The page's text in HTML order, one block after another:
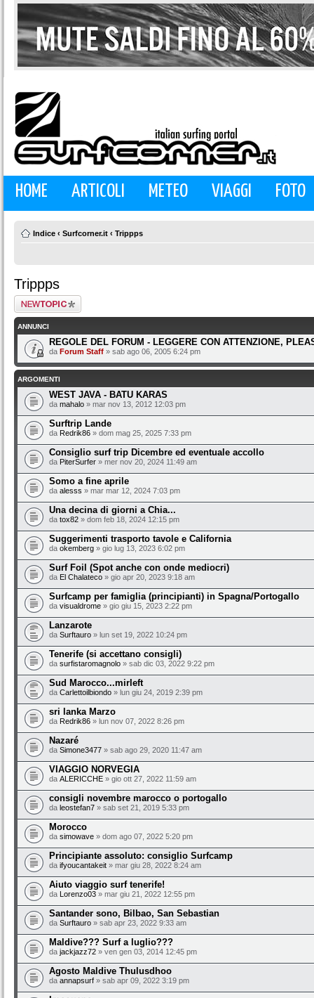
HOME ARTICOLI METEO VIAGGI FOTO
Indice ‹ Surfcorner.it ‹ Trippps
Trippps
Scrivi un nuovo
argomento
ANNUNCI
REGOLE DEL FORUM - LEGGERE CON ATTENZIONE,
da Forum Staff » sab ago 06, 2005 6:24 pm
ARGOMENTI
WEST JAVA - BATU KARAS
da mahalo » mar nov 13, 2012 12:03 pm
Surftrip Lande
da Redrik86 » dom mag 25, 2025 7:33 pm
Consiglio surf trip Dicembre ed eventuale accollo
da PiterSurfer » mer nov 20, 2024 11:49 am
Somo a fine aprile
da alesss » mar mar 12, 2024 7:03 pm
Una decina di giorni a Chia...
da tox82 » dom feb 18, 2024 12:15 pm
Suggerimenti trasporto tavole e California
da okemberg » gio lug 13, 2023 6:02 pm
Surf Foil (Spot anche con onde mediocri)
da El Chalateco » gio apr 20, 2023 9:18 am
Surfcamp per famiglia (principianti) in Spagna/Portogallo
da visualdrome » gio giu 15, 2023 2:22 pm
Lanzarote
da Surftauro » lun set 19, 2022 10:24 pm
Tenerife (si accettano consigli)
da surfistaromagnolo » sab dic 03, 2022 9:22 pm
Sud Marocco...mirleft
da Carlettoilbiondo » lun giu 24, 2019 2:39 pm
sri lanka Marzo
da Redrik86 » lun nov 07, 2022 8:26 pm
Nazaré
da Simone3477 » sab ago 29, 2020 11:47 am
VIAGGIO NORVEGIA
da ALERICCHE » gio ott 27, 2022 11:59 am
consigli novembre marocco o portogallo
da leostefan7 » sab set 21, 2019 5:33 pm
Morocco
da simowave » dom ago 07, 2022 5:20 pm
Principiante assoluto: consiglio Surfcamp
da ifyoucantakeit » mar giu 28, 2022 8:24 am
Aiuto viaggio surf tenerife!
da Lorenzo03 » mar giu 21, 2022 12:55 pm
Santander sono, Bilbao, San Sebastian
da Surftauro » sab apr 23, 2022 9:33 am
Maldive??? Surf a luglio???
da jackjazz72 » ven gen 03, 2014 12:45 pm
Agosto Maldive Thulusdhoo
da annapsurf » sab apr 09, 2022 3:19 pm